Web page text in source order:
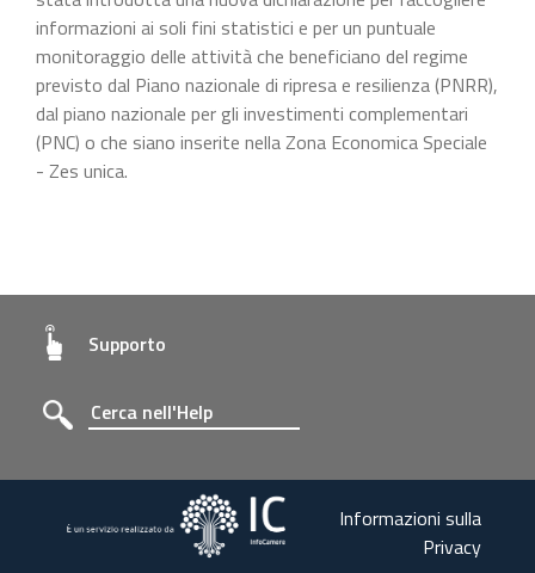
informazioni ai soli fini statistici e per un puntuale
monitoraggio delle attività che beneficiano del regime
previsto dal Piano nazionale di ripresa e resilienza (PNRR),
dal piano nazionale per gli investimenti complementari
(PNC) o che siano inserite nella Zona Economica Speciale
- Zes unica.
Supporto
Informazioni sulla
Privacy